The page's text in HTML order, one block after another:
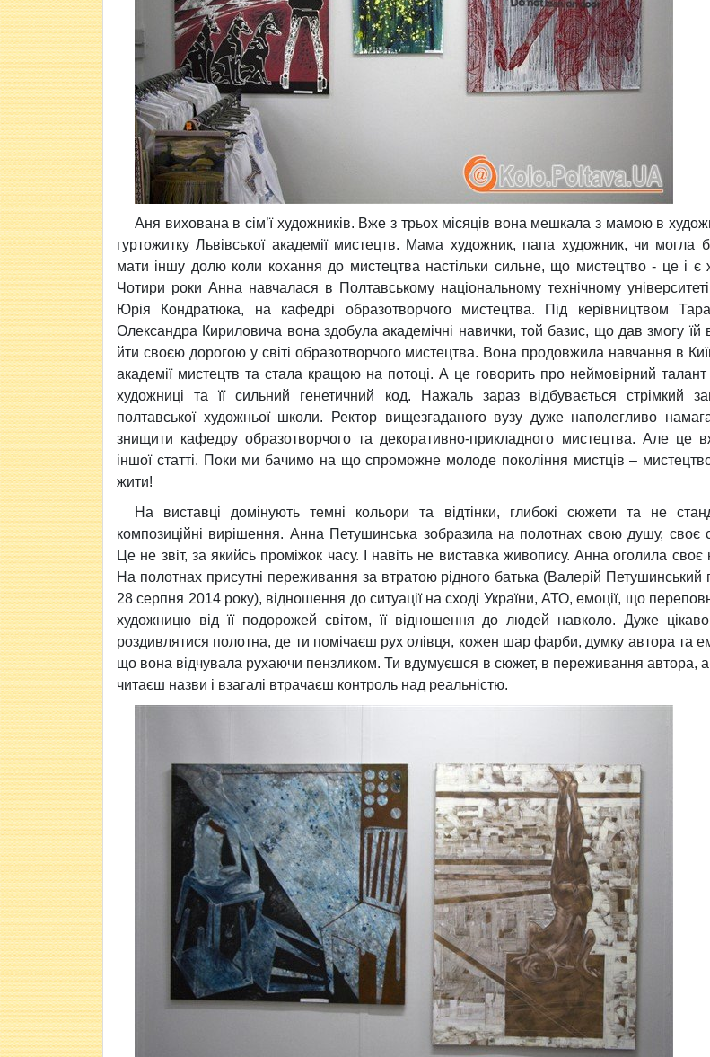
Аня вихована в сім’ї художників. Вже з трьох місяців вона мешкала з мамою в
гуртожитку Львівської академії мистецтв. Мама художник, папа художник, чи могла
мати іншу долю коли кохання до мистецтва настільки сильне, що мистецтво - це і є
Чотири роки Анна навчалася в Полтавському національному технічному університеті
Юрія Кондратюка, на кафедрі образотворчого мистецтва. Під керівництвом
Олександра Кириловича вона здобула академічні навички, той базис, що дав змогу їй
йти своєю дорогою у світі образотворчого мистецтва. Вона продовжила навчання в
академії мистецтв та стала кращою на потоці. А це говорить про неймовірний талант
художниці та її сильний генетичний код. Нажаль зараз відбувається стрімкий
полтавської художньої школи. Ректор вищезгаданого вузу дуже наполегливо
знищити кафедру образотворчого та декоративно-прикладного мистецтва. Але це
іншої статті. Поки ми бачимо на що спроможне молоде покоління мистців –
жити!
На виставці домінують темні кольори та відтінки, глибокі сюжети та не
композиційні вирішення. Анна Петушинська зобразила на полотнах свою душу, своє
Це не звіт, за якийсь проміжок часу. І навіть не виставка живопису. Анна оголила своє
На полотнах присутні переживання за втратою рідного батька (Валерій Петушинський
28 серпня 2014 року), відношення до ситуації на сході України, АТО, емоції, що
художницю від її подорожей світом, її відношення до людей навколо. Дуже
роздивлятися полотна, де ти помічаєш рух олівця, кожен шар фарби, думку автора та
що вона відчувала рухаючи пензликом. Ти вдумуєшся в сюжет, в переживання автора, а
читаєш назви і взагалі втрачаєш контроль над реальністю.